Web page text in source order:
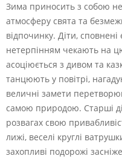
Зима приносить з собою
атмосферу свята та
відпочинку. Діти, сповнені
нетерпінням чекають на
асоціюється з дивом та
танцюють у повітрі,
величні замети
самою природою. Старші
розвагах свою
лижі, веселі круглі
захопливі подорожі